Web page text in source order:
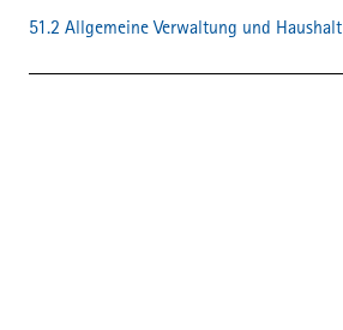
51.2 Allgemeine Verwaltung und Haushalt